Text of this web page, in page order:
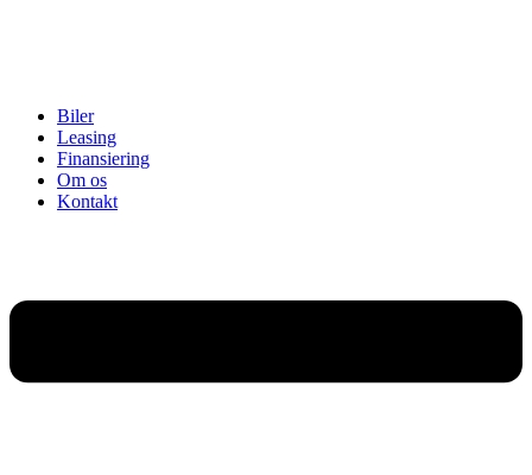
Biler
Leasing
Finansiering
Om os
Kontakt